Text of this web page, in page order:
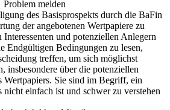
Problem melden
des Basisprospekts durch die BaFin
der angebotenen Wertpapiere zu
und potenziellen Anlegern
Endgültigen Bedingungen zu lesen,
treffen, um sich möglichst
insbesondere über die potenziellen
Wertpapiers. Sie sind im Begriff, ein
nicht einfach ist und schwer zu verstehen